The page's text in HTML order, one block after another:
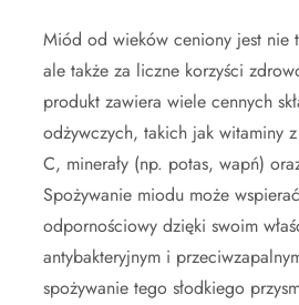
Miód od wieków ceniony jest nie
ale także za liczne korzyści
produkt zawiera wiele cennych
odżywczych, takich jak witaminy
C, minerały (np. potas, wapń)
Spożywanie miodu może
odpornościowy dzięki swoim
antybakteryjnym i
spożywanie tego słodkiego